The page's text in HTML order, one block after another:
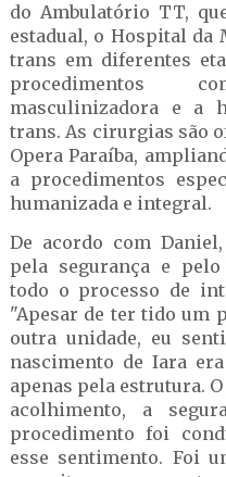
do Ambulatório TT,
estadual, o Hospital da
trans em diferentes
procedimentos
masculinizadora e a
trans. As cirurgias são
Opera Paraíba,
a procedimentos
humanizada e integral.
De acordo com
pela segurança e
todo o processo de
"Apesar de ter tido um
outra unidade, eu
nascimento de Iara
apenas pela estrutura.
acolhimento, a
procedimento foi
esse sentimento. Foi